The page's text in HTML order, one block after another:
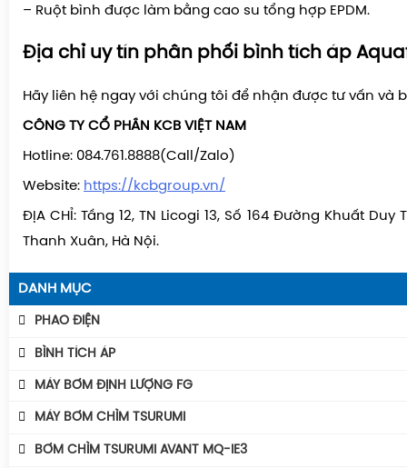
– Ruột bình được làm bằng cao su tổng hợp EPDM.
Địa chỉ uy tín phân phối bình tích áp
Hãy liên hệ ngay với chúng tôi để nhận được tư vấn và
CÔNG TY CỔ PHẦN KCB VIỆT NAM
Hotline: 084.761.8888(Call/Zalo)
Website: https://kcbgroup.vn/
ĐỊA CHỈ: Tầng 12, TN Licogi 13, Số 164 Đường Khuất Duy
Thanh Xuân, Hà Nội.
DANH MỤC
PHAO ĐIỆN
Phao Báo Mức
Phao Điện Tecno- Italy
BÌNH TÍCH ÁP
Bình Tích Áp Aquafill
Bình Tích Áp VAREM
MÁY BƠM ĐỊNH LƯỢNG FG
MÁY BƠM CHÌM TSURUMI
MÁY BƠM TSURUMI UNIVERSE
BƠM CHÌM TSURUMI AVANT MQ-IE3